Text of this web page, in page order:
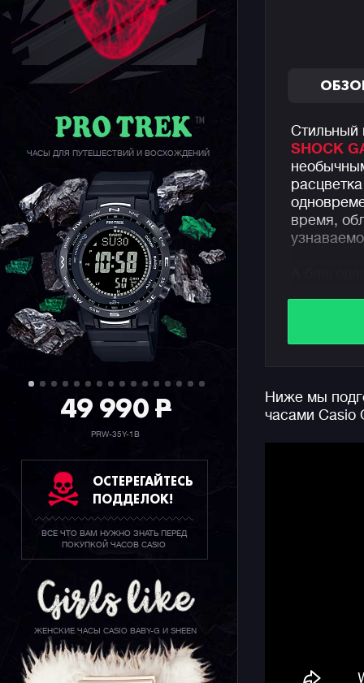
ЧАСЫ ДЛЯ ПУТЕШЕСТВИЙ И ВОСХОЖДЕНИЙ
49 990P
PRW-35Y-1B
ОСТЕРЕГАЙТЕСЬ
ПОДДЕЛОК!
ВСЕ ЧТО ВАМ НУЖНО ЗНАТЬ ПЕРЕД
ПОКУПКОЙ ЧАСОВ CASIO
ЖЕНСКИЕ ЧАСЫ CASIO BABY-G И SHEEN
Стильный
SHOCK
время,
самый
Ниже мы
часами Casio